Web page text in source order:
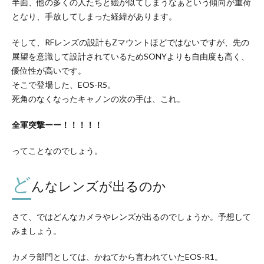
半面、他の多くの人たちと絵が似てしまうなぁという傾向が重荷
となり、手放してしまった経緯があります。
そして、RFレンズの設計もZマウントほどではないですが、先の
展望を意識して設計されているためSONYよりも自由度も高く、
優位性が高いです。
そこで登場した、EOS-R5。
死角のなくなったキャノンの次の手は、これ。
全軍突撃ーー！！！！！
ってことなのでしょう。
どんなレンズが出るのか
さて、ではどんなカメラやレンズが出るのでしょうか。予想して
みましょう。
カメラ部門としては、かねてから言われていたEOS-R1。